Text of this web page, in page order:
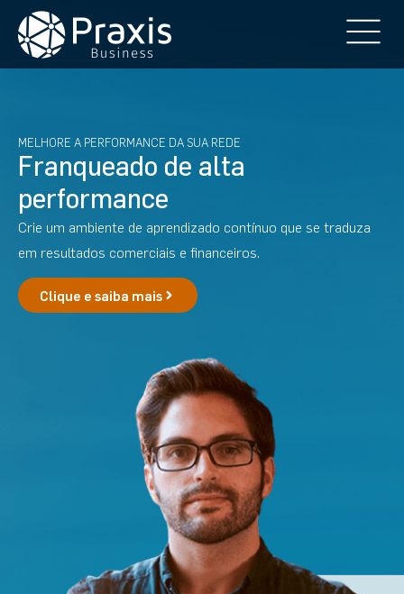
MELHORE A PERFORMANCE DA SUA REDE
Franqueado de alta
performance
Crie um ambiente de aprendizado contínuo que se traduza
em resultados comerciais e financeiros.
Clique e saiba mais